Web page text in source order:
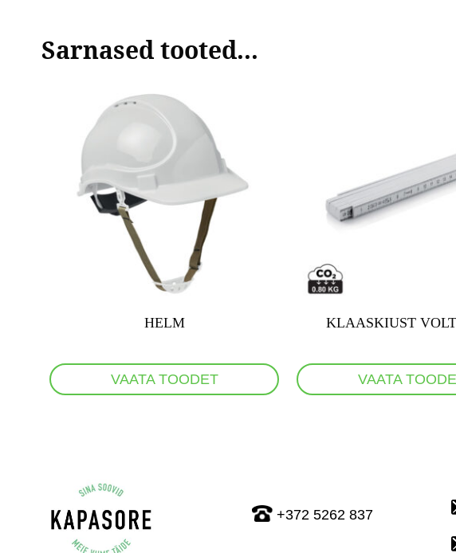
Sarnased tooted...
HELM
VAATA TOODET
KLAASKIUST
VAATA
+372 5262 837